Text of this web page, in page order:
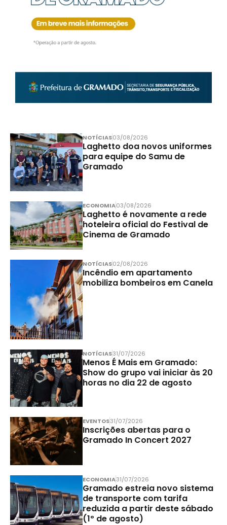
NOTÍCIAS03/08/2026
Laghetto doa novos uniformes
para equipe do Samu de
Gramado
ECONOMIA03/08/2026
Laghetto é novamente a rede
hoteleira oficial do Festival de
Cinema de Gramado
NOTÍCIAS02/08/2026
Incêndio em apartamento
mobiliza bombeiros em Canela
NOTÍCIAS31/07/2026
Menos É Mais em Gramado:
Show do grupo vai iniciar às 20
horas no dia 22 de agosto
EVENTOS31/07/2026
Inscrições abertas para o
Gramado In Concert 2027
ECONOMIA31/07/2026
Gramado estreia novo sistema
de transporte com tarifa
reduzida a partir deste sábado
(1º de agosto)